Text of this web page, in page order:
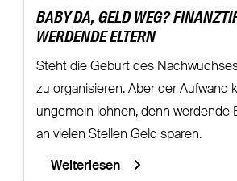
BABY DA, GELD WEG?
WERDENDE ELTERN
Steht die Geburt des
zu organisieren. Aber der Aufwand
ungemein lohnen, denn werdende
an vielen Stellen Geld sparen.
Weiterlesen